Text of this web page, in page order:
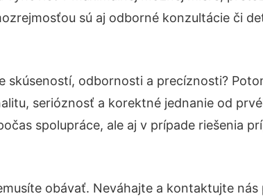
sú aj odborné konzultácie či
skúseností, odbornosti a precíznosti?
serióznosť a korektné jednanie od
spolupráce, ale aj v prípade riešenia
obávať. Neváhajte a kontaktujte